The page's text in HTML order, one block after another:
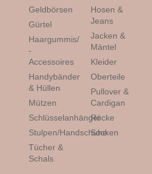
Geldbörsen
Gürtel
Haargummis/
-
Accessoires
Handybänder
& Hüllen
Mützen
Schlüsselanhänger
Stulpen/Handschuhe
Tücher &
Schals
Hosen &
Jeans
Jacken &
Mäntel
Kleider
Oberteile
Pullover &
Cardigan
Röcke
Socken